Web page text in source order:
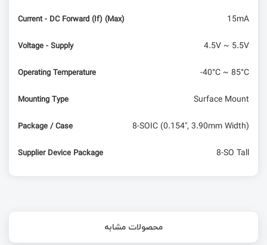
Current - DC Forward (If) (Max) 15mA
Voltage - Supply 4.5V ~ 5.5V
Operating Temperature -40°C ~ 85°C
Mounting Type Surface Mount
Package / Case 8-SOIC (0.154", 3.90mm Width)
Supplier Device Package 8-SO Tall
محصولات مشابه